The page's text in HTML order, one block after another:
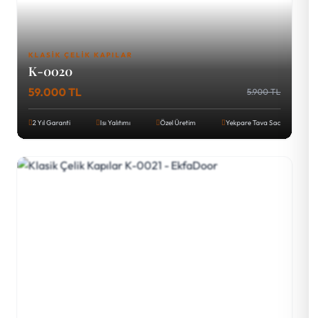
KLASIK ÇELIK KAPILAR
K-0020
59.000 TL 5.900 TL
2 Yıl Garanti Isı Yalıtımı Özel Üretim Yekpare Tava Sac